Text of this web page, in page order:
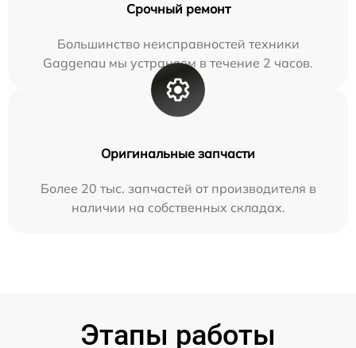
Срочный ремонт
Большинство неисправностей техники
Gaggenau мы устраняем в течение 2 часов.
Оригинальные запчасти
Более 20 тыс. запчастей от производителя в
наличии на собственных складах.
Этапы работы